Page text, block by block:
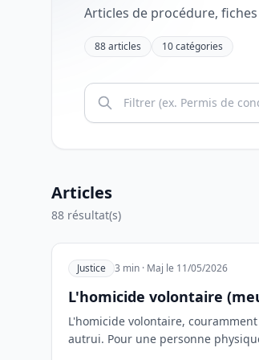
Articles de procédure,
88 articles 10 catégories
Rechercher un article
Articles
88 résultat(s)
Justice 3 min · Maj le 11/05/2026
L'homicide volontaire
L'homicide volontaire,
autrui. Pour une personne